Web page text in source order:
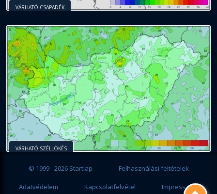
VÁRHATÓ CSAPADÉK
VÁRHATÓ SZÉLLÖKÉS
© 1999 - 2026 Startlap Felhasználási feltételek
Adatvédelem Kapcsolatfelvétel Impresszum